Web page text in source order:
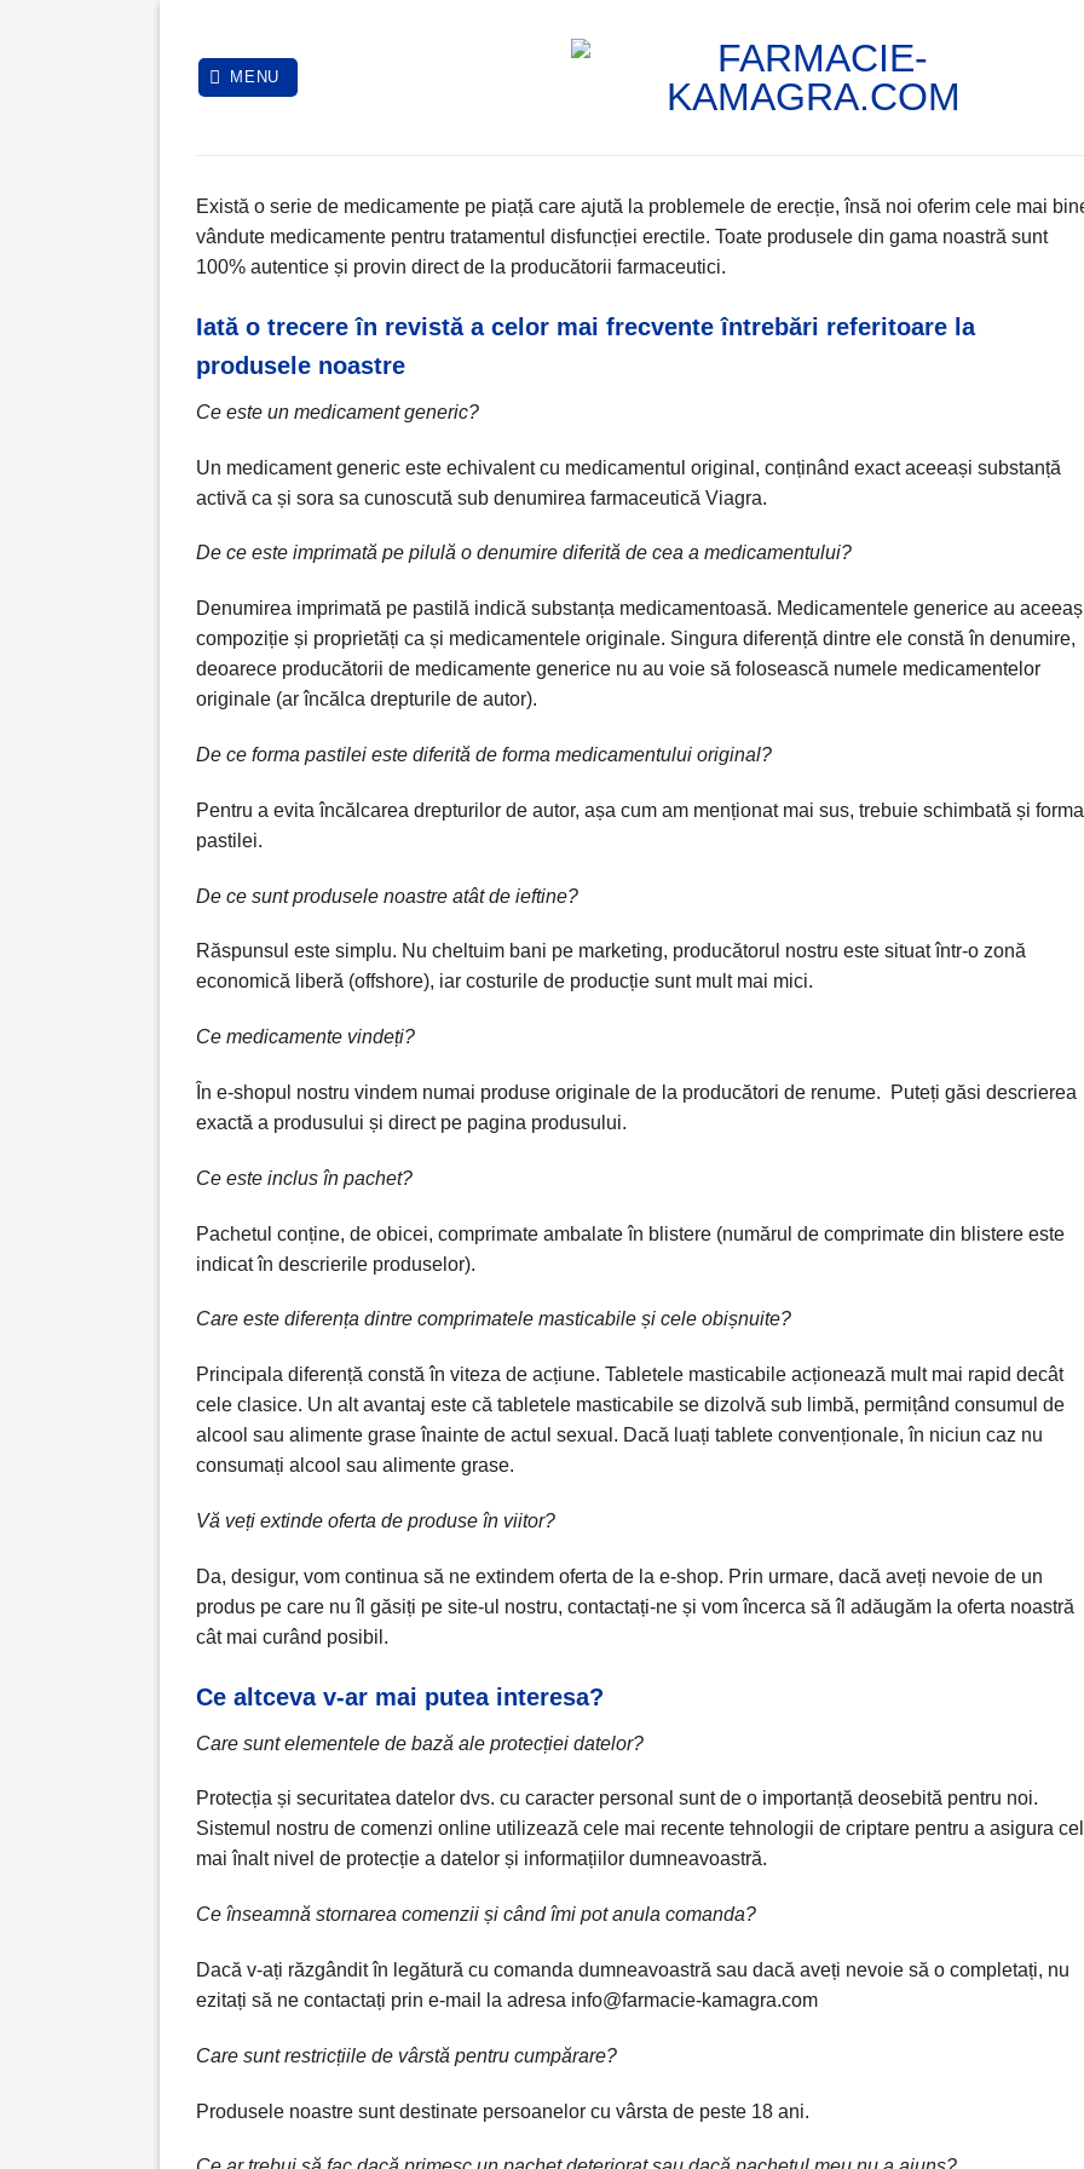
content
MENU
Există o serie de medicamente pe piață care ajută la problemele de erecție, însă noi oferim cele mai
vândute medicamente pentru tratamentul disfuncției erectile. Toate produsele din gama noastră sunt
100% autentice și provin direct de la producătorii farmaceutici.
Iată o trecere în revistă a celor mai frecvente întrebări referitoare la
produsele noastre
Ce este un medicament generic?
Un medicament generic este echivalent cu medicamentul original, conținând exact aceeași substanță
activă ca și sora sa cunoscută sub denumirea farmaceutică Viagra.
De ce este imprimată pe pilulă o denumire diferită de cea a medicamentului?
Denumirea imprimată pe pastilă indică substanța medicamentoasă. Medicamentele generice au
compoziție și proprietăți ca și medicamentele originale. Singura diferență dintre ele constă în denumire,
deoarece producătorii de medicamente generice nu au voie să folosească numele medicamentelor
originale (ar încălca drepturile de autor).
De ce forma pastilei este diferită de forma medicamentului original?
Pentru a evita încălcarea drepturilor de autor, așa cum am menționat mai sus, trebuie schimbată și forma
pastilei.
De ce sunt produsele noastre atât de ieftine?
Răspunsul este simplu. Nu cheltuim bani pe marketing, producătorul nostru este situat într-o zonă
economică liberă (offshore), iar costurile de producție sunt mult mai mici.
Ce medicamente vindeți?
În e-shopul nostru vindem numai produse originale de la producători de renume. Puteți găsi descrierea
exactă a produsului și direct pe pagina produsului.
Ce este inclus în pachet?
Pachetul conține, de obicei, comprimate ambalate în blistere (numărul de comprimate din blistere este
indicat în descrierile produselor).
Care este diferența dintre comprimatele masticabile și cele obișnuite?
Principala diferență constă în viteza de acțiune. Tabletele masticabile acționează mult mai rapid decât
cele clasice. Un alt avantaj este că tabletele masticabile se dizolvă sub limbă, permițând consumul de
alcool sau alimente grase înainte de actul sexual. Dacă luați tablete convenționale, în niciun caz nu
consumați alcool sau alimente grase.
Vă veți extinde oferta de produse în viitor?
Da, desigur, vom continua să ne extindem oferta de la e-shop. Prin urmare, dacă aveți nevoie de un
produs pe care nu îl găsiți pe site-ul nostru, contactați-ne și vom încerca să îl adăugăm la oferta noastră
cât mai curând posibil.
Ce altceva v-ar mai putea interesa?
Care sunt elementele de bază ale protecției datelor?
Protecția și securitatea datelor dvs. cu caracter personal sunt de o importanță deosebită pentru noi.
Sistemul nostru de comenzi online utilizează cele mai recente tehnologii de criptare pentru a asigura cel
mai înalt nivel de protecție a datelor și informațiilor dumneavoastră.
Ce înseamnă stornarea comenzii și când îmi pot anula comanda?
Dacă v-ați răzgândit în legătură cu comanda dumneavoastră sau dacă aveți nevoie să o completați, nu
ezitați să ne contactați prin e-mail la adresa info@farmacie-kamagra.com
Care sunt restricțiile de vârstă pentru cumpărare?
Produsele noastre sunt destinate persoanelor cu vârsta de peste 18 ani.